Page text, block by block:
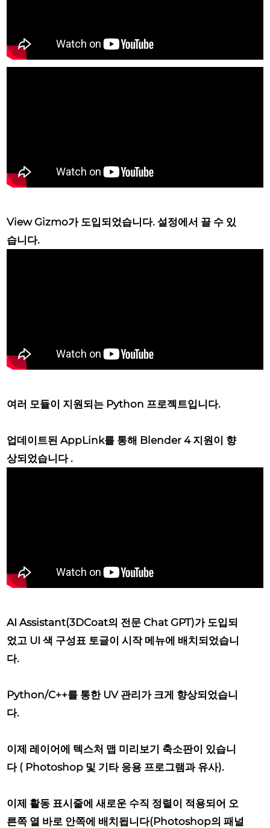
View Gizmo가 도입되었습니다. 설정에서 끌 수 있
습니다.
여러 모듈이 지원되는 Python 프로젝트입니다.
업데이트된 AppLink를 통해 Blender 4 지원이 향
상되었습니다.
AI Assistant(3DCoat의 전문 Chat GPT)가도입되
었고 UI 색 구성표 토글이 시작 메뉴에 배치되었습니
다.
Python/C++를 통한 UV 관리가크게 향상되었습니
다.
이제 레이어에 텍스처 맵 미리보기 축소판이 있습니
다( Photoshop 및 기타 응용 프로그램과 유사).
이제 활동 표시줄에 새로운 수직 정렬이 적용되어 오
른쪽 열 바로 안쪽에 배치됩니다(Photoshop의 패널